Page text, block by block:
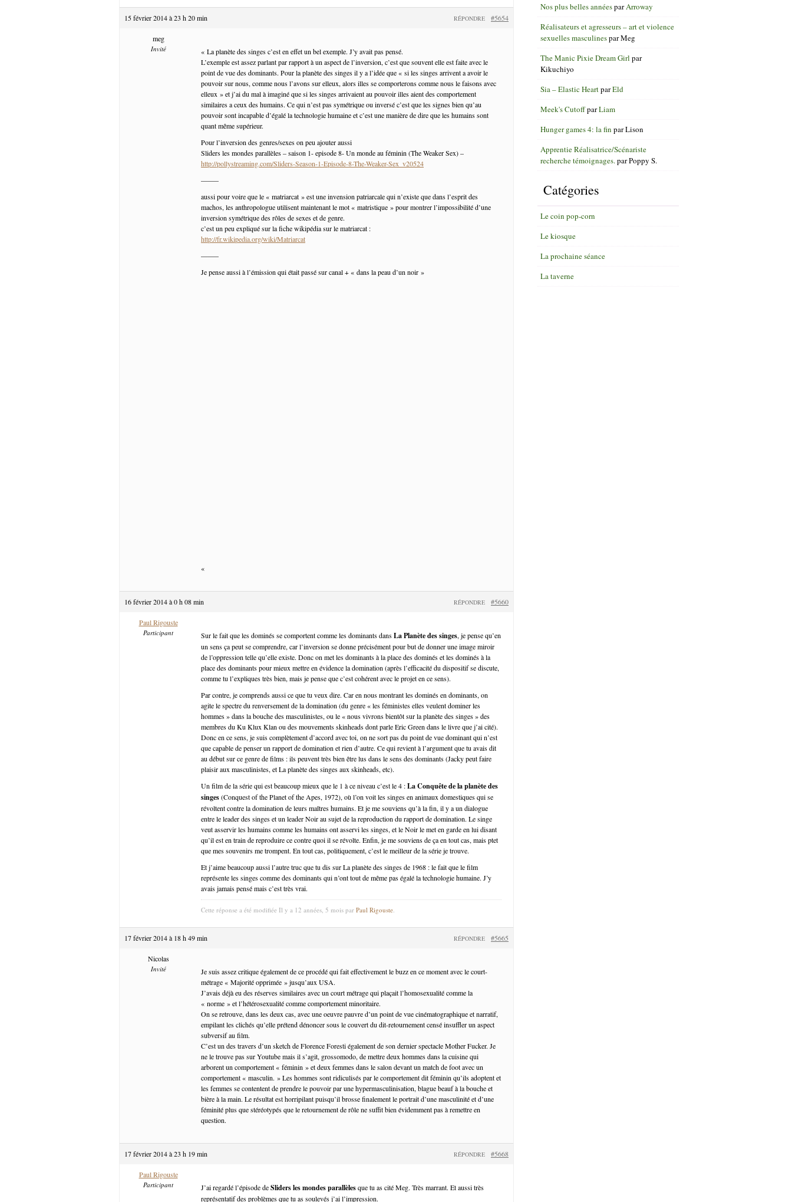
15 février 2014 à 23 h 20 min #5654
RÉPONDRE
meg
Invité
« La planète des singes c’est en effet un bel exemple. J’y avait pas pensé.
L’exemple est assez parlant par rapport à un aspect de l’inversion, c’est que souvent elle est faite avec le
point de vue des dominants. Pour la planète des singes il y a l’idée que « si les singes arrivent a avoir le
pouvoir sur nous, comme nous l’avons sur elleux, alors illes se comporterons comme nous le faisons avec
elleux » et j’ai du mal à imaginé que si les singes arrivaient au pouvoir illes aient des comportement
similaires a ceux des humains. Ce qui n’est pas symétrique ou inversé c’est que les signes bien qu’au
pouvoir sont incapable d’égalé la technologie humaine et c’est une manière de dire que les humains sont
quant même supérieur.
Pour l’inversion des genres/sexes on peu ajouter aussi
Sliders les mondes parallèles – saison 1- episode 8- Un monde au féminin (The Weaker Sex) –
http://pollystreaming.com/Sliders-Season-1-Episode-8-The-Weaker-Sex_v20524
——–
aussi pour voire que le « matriarcat » est une invension patriarcale qui n’existe que dans l’esprit des
machos, les anthropologue utilisent maintenant le mot « matristique » pour montrer l’impossibilité d’une
inversion symétrique des rôles de sexes et de genre.
c’est un peu expliqué sur la fiche wikipédia sur le matriarcat :
http://fr.wikipedia.org/wiki/Matriarcat
——–
Je pense aussi à l’émission qui était passé sur canal + « dans la peau d’un noir »
«
16 février 2014 à 0 h 08 min #5660
RÉPONDRE
Paul Rigouste
Participant Sur le fait que les dominés se comportent comme les dominants dansLa Planète des singes, je pense qu’en
un sens ça peut se comprendre, car l’inversion se donne précisément pour but de donner une image miroir
de l’oppression telle qu’elle existe. Donc on met les dominants à la place des dominés et les dominés à la
place des dominants pour mieux mettre en évidence la domination (après l’efficacité du dispositif se discute,
comme tu l’expliques très bien, mais je pense que c’est cohérent avec le projet en ce sens).
Par contre, je comprends aussi ce que tu veux dire. Car en nous montrant les dominés en dominants, on
agite le spectre du renversement de la domination (du genre « les féministes elles veulent dominer les
hommes » dans la bouche des masculinistes, ou le « nous vivrons bientôt sur la planète des singes » des
membres du Ku Klux Klan ou des mouvements skinheads dont parle Eric Green dans le livre que j’ai cité).
Donc en ce sens, je suis complètement d’accord avec toi, on ne sort pas du point de vue dominant qui n’est
que capable de penser un rapport de domination et rien d’autre. Ce qui revient à l’argument que tu avais dit
au début sur ce genre de films : ils peuvent très bien être lus dans le sens des dominants (Jacky peut faire
plaisir aux masculinistes, et La planète des singes aux skinheads, etc).
Un film de la série qui est beaucoup mieux que le 1 à ce niveau c’est le 4 :La Conquête de la planète des
singes(Conquest of the Planet of the Apes, 1972), où l’on voit les singes en animaux domestiques qui se
révoltent contre la domination de leurs maîtres humains. Et je me souviens qu’à la fin, il y a un dialogue
entre le leader des singes et un leader Noir au sujet de la reproduction du rapport de domination. Le singe
veut asservir les humains comme les humains ont asservi les singes, et le Noir le met en garde en lui disant
qu’il est en train de reproduire ce contre quoi il se révolte. Enfin, je me souviens de ça en tout cas, mais ptet
que mes souvenirs me trompent. En tout cas, politiquement, c’est le meilleur de la série je trouve.
Et j’aime beaucoup aussi l’autre truc que tu dis sur La planète des singes de 1968 : le fait que le film
représente les singes comme des dominants qui n’ont tout de même pas égalé la technologie humaine. J’y
avais jamais pensé mais c’est très vrai.
Cette réponse a été modifiée Il y a 12 années, 5 mois par Paul Rigouste
17 février 2014 à 18 h 49 min #5665
RÉPONDRE
Nicolas
Invité
Je suis assez critique également de ce procédé qui fait effectivement le buzz en ce moment avec le court-
métrage « Majorité opprimée » jusqu’aux USA.
J’avais déjà eu des réserves similaires avec un court métrage qui plaçait l’homosexualité comme la
« norme » et l’hétérosexualité comme comportement minoritaire.
On se retrouve, dans les deux cas, avec une oeuvre pauvre d’un point de vue cinématographique et narratif,
empilant les clichés qu’elle prétend dénoncer sous le couvert du dit-retournement censé insuffler un aspect
subversif au film.
C’est un des travers d’un sketch de Florence Foresti également de son dernier spectacle Mother Fucker. Je
ne le trouve pas sur Youtube mais il s’agit, grossomodo, de mettre deux hommes dans la cuisine qui
arborent un comportement « féminin » et deux femmes dans le salon devant un match de foot avec un
comportement « masculin. » Les hommes sont ridiculisés par le comportement dit féminin qu’ils adoptent et
les femmes se contentent de prendre le pouvoir par une hypermasculinisation, blague beauf à la bouche et
bière à la main. Le résultat est horripilant puisqu’il brosse finalement le portrait d’une masculinité et d’une
féminité plus que stéréotypés que le retournement de rôle ne suffit bien évidemment pas à remettre en
question.
17 février 2014 à 23 h 19 min #5668
RÉPONDRE
Paul Rigouste
Participant J’ai regardé l’épisode deSliders les mondes parallèlesque tu as cité Meg. Très marrant. Et aussi très
représentatif des problèmes que tu as soulevés j’ai l’impression.
Nos plus belles annéesparArroway
Réalisateurs et agresseurs – art et violence
sexuelles masculinesparMeg
The Manic Pixie Dream Girl par
Kikuchiyo
Sia – Elastic HeartparEld
Meek's CutoffparLiam
Hunger games 4: la fin parLison
Apprentie Réalisatrice/Scénariste
recherche témoignages. parPoppy S.
Catégories
Le coin pop-corn
Le kiosque
La prochaine séance
La taverne